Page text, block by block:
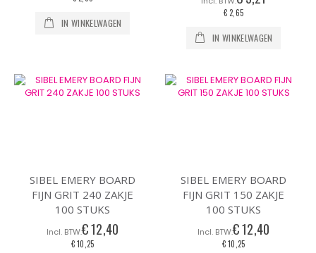
IN WINKELWAGEN
€ 2,65
IN WINKELWAGEN
SIBEL EMERY BOARD
FIJN GRIT 240 ZAKJE
100 STUKS
€ 12,40
€ 10,25
SIBEL EMERY BOARD
FIJN GRIT 150 ZAKJE
100 STUKS
€ 12,40
€ 10,25